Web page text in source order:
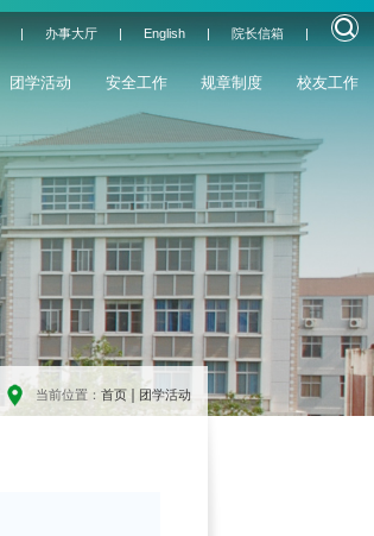
| 办事大厅 | English | 院长信箱 |
团学活动 安全工作 规章制度 校友工作
当前位置： 首页 团学活动